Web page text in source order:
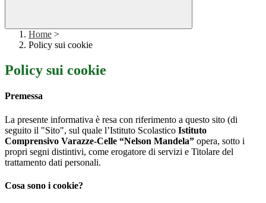
Home >
Policy sui cookie
Policy sui cookie
Premessa
La presente informativa è resa con riferimento a questo sito (di
seguito il "Sito", sul quale l’Istituto Scolastico Istituto
Comprensivo Varazze-Celle “Nelson Mandela” opera, sotto i
propri segni distintivi, come erogatore di servizi e Titolare del
trattamento dati personali.
Cosa sono i cookie?